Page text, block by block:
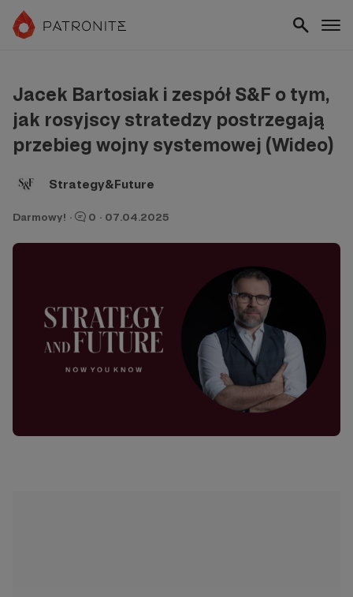
Jacek Bartosiak i zespół S&F o tym,
jak rosyjscy stratedzy postrzegają
przebieg wojny systemowej (Wideo)
Strategy&Future
Darmowy! · 0 · 07.04.2025